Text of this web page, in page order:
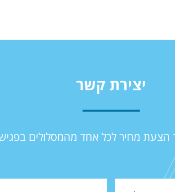
יצירת קשר
הצעת מחיר לכל אחד מהמסלולים